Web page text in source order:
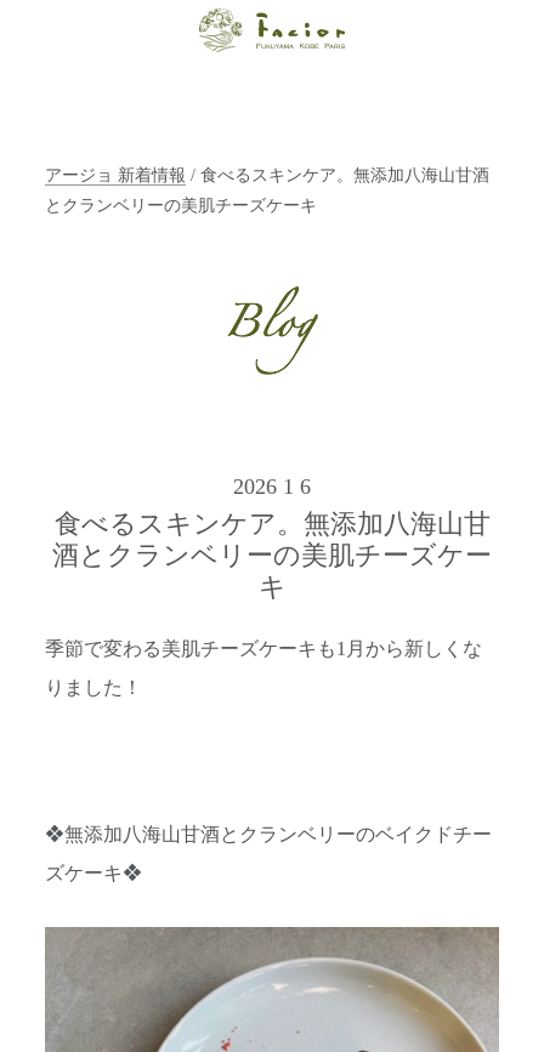
ン ファシオー
ルは、 内面から
ルでご提案しま
す。
アージョ 新着情報 / 食べるスキンケア。無添加八海山甘酒
とクランベリーの美肌チーズケーキ
2026 1 6
食べるスキンケア。無添加八海山甘
酒とクランベリーの美肌チーズケー
キ
季節で変わる美肌チーズケーキも1月から新しくな
りました！
❖無添加八海山甘酒とクランベリーのベイクドチー
ズケーキ❖